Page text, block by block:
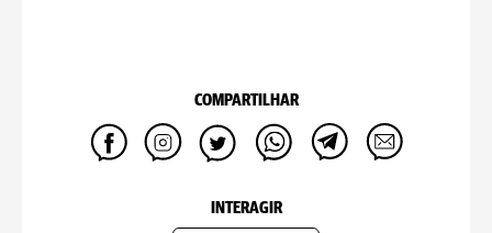
COMPARTILHAR
INTERAGIR